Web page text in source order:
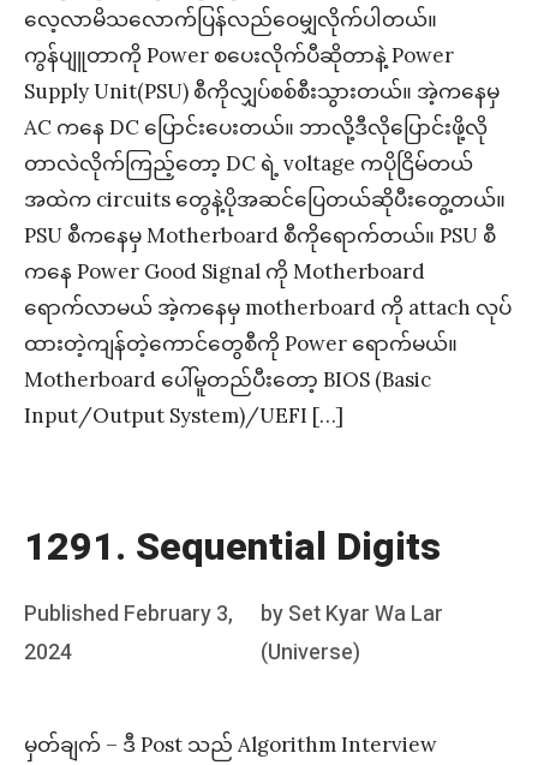
လေ့လာမိသလောက်ပြန်လည်ဝေမျှလိုက်ပါတယ်။
ကွန်ပျူတာကို Power စပေးလိုက်ပီဆိုတာနဲ့ Power
Supply Unit(PSU) စီကိုလျှပ်စစ်စီးသွားတယ်။ အဲ့ကနေမှ
AC ကနေ DC ပြောင်းပေးတယ်။ ဘာလို့ဒီလိုပြောင်းဖို့လို
တာလဲလိုက်ကြည့်တော့ DC ရဲ့ voltage ကပိုငြိမ်တယ်
အထဲက circuits တွေနဲ့ပိုအဆင်ပြေတယ်ဆိုပီးတွေ့တယ်။
PSU စီကနေမှ Motherboard စီကိုရောက်တယ်။ PSU စီ
ကနေ Power Good Signal ကို Motherboard
ရောက်လာမယ် အဲ့ကနေမှ motherboard ကို attach လုပ်
ထားတဲ့ကျန်တဲ့ကောင်တွေစီကို Power ရောက်မယ်။
Motherboard ပေါ်မူတည်ပီးတော့ BIOS (Basic
Input/Output System)/UEFI […]
1291. Sequential Digits
Posted
on
Published February 3,
2024
bySet Kyar Wa Lar
(Universe)
မှတ်ချက် – ဒီ Post သည် Algorithm Interview